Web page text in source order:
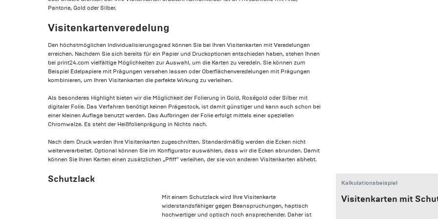
Pantone, Gold oder Silber.
Visitenkartenveredelung
Den höchstmöglichen Individualisierungsgrad können Sie bei Ihren Visitenkarten mit Veredelungen
erreichen. Nachdem Sie sich bereits für ein Papier und Druckoptionen entschieden haben, stehen Ihnen
bei print24.com vielfältige Möglichkeiten zur Auswahl, um die Karten zu veredeln. Sie können zum
Beispiel Edelpapiere mit Prägungen versehen lassen oder Oberflächenveredelungen mit Prägungen
kombinieren, um Ihren Visitenkarten die perfekte Wirkung zu verleihen.
Als besonderes Highlight bieten wir die Möglichkeit der Folierung in Gold, Roségold oder Silber mit
digitaler Folie. Das Verfahren benötigt keinen Prägestock, ist damit günstiger und kann auch schon bei
einer kleinen Auflage benutzt werden. Das Aufbringen der Folie erfolgt mittels einer speziellen
Chromwalze. Es steht der Heißfolienprägung in Nichts nach.
Nach dem Druck werden Ihre Visitenkarten zugeschnitten. Standardmäßig werden die Ecken nicht
weiterverarbeitet. Optional können Sie im Konfigurator auswählen, dass wir die Ecken abrunden. Damit
können Sie Ihren Karten einen zusätzlichen „Pfiff“ verleihen, der sie von anderen Visitenkarten abhebt.
Schutzlack
Mit einem Schutzlack wird Ihre Visitenkarte
widerstandsfähiger gegen Beanspruchungen, haptisch
hochwertiger und optisch noch ansprechender. Daher ist
Kalkulationsbeispiel
Visitenkarten mit